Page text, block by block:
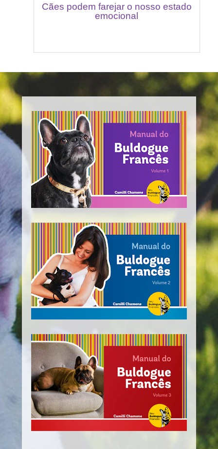
Cães podem farejar o nosso estado
emocional